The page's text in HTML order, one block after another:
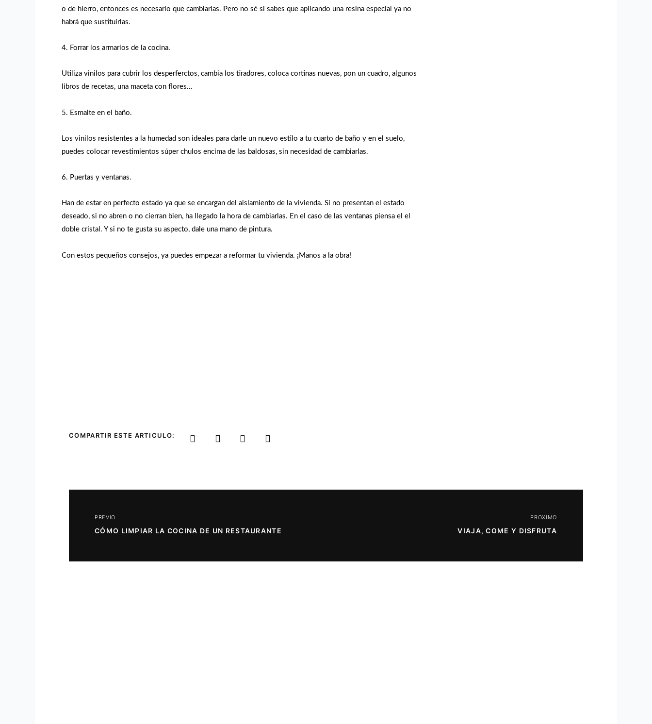
o de hierro, entonces es necesario que cambiarlas. Pero no sé si sabes que aplicando una resina especial ya no
habrá que sustituirlas.
4. Forrar los armarios de la cocina.
Utiliza vinilos para cubrir los desperferctos, cambia los tiradores, coloca cortinas nuevas, pon un cuadro, algunos
libros de recetas, una maceta con flores…
5. Esmalte en el baño.
Los vinilos resistentes a la humedad son ideales para darle un nuevo estilo a tu cuarto de baño y en el suelo,
puedes colocar revestimientos súper chulos encima de las baldosas, sin necesidad de cambiarlas.
6. Puertas y ventanas.
Han de estar en perfecto estado ya que se encargan del aislamiento de la vivienda. Si no presentan el estado
deseado, si no abren o no cierran bien, ha llegado la hora de cambiarlas. En el caso de las ventanas piensa el el
doble cristal. Y si no te gusta su aspecto, dale una mano de pintura.
Con estos pequeños consejos, ya puedes empezar a reformar tu vivienda. ¡Manos a la obra!
COMPARTIR ESTE ARTICULO:
PREVIO
CÓMO LIMPIAR LA COCINA DE UN RESTAURANTE
PROXIMO
VIAJA, COME Y DISFRUTA